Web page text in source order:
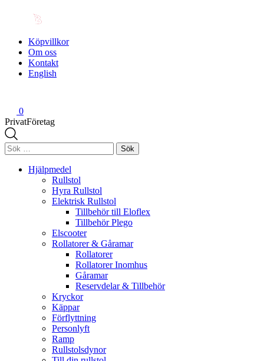
Köpvillkor
Om oss
Kontakt
English
0
PrivatFöretag
Sök
efter:
Hjälpmedel
Rullstol
Hyra Rullstol
Elektrisk Rullstol
Tillbehör till Eloflex
Tillbehör Plego
Elscooter
Rollatorer & Gåramar
Rollatorer
Rollatorer Inomhus
Gåramar
Reservdelar & Tillbehör
Kryckor
Käppar
Förflyttning
Personlyft
Ramp
Rullstolsdynor